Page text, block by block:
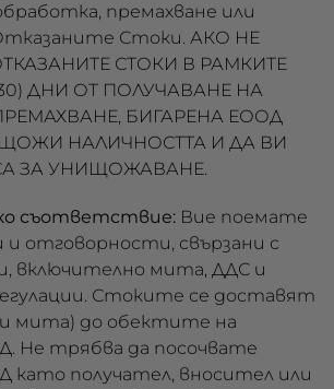
премахване или
Стоки. АКО НЕ
СТОКИ В РАМКИТЕ
ДНИ ОТ ПОЛУЧАВАНЕ НА
БИГАРЕНА ЕООД
НАЛИЧНОСТТА И ДА ВИ
ЗА УНИЩОЖАВАНЕ.
съответствие: Вие поемате
и отговорности, свързани с
включително мита, ДДС и
Стоките се доставят
мита) до обектите на
Не трябва да посочвате
като получател, вносител или